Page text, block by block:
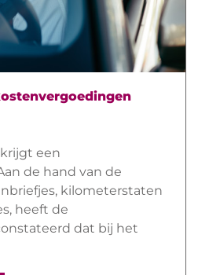
een
de hand van de
kilometerstaten
heeft de
dat bij het